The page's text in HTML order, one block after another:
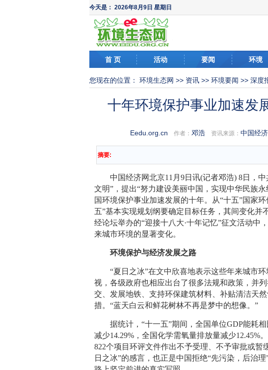
今天是： 2026年8月9日 星期日
首 页 活动 要闻 环境
您现在的位置： 环境生态网 >> 资讯 >> 环境要闻 >> 深度
十年环境保护事业加速发
Eedu.org.cn 作者：邓浩 资讯来源：中国经
摘要:
中国经济网北京11月9日讯(记者邓浩) 8日，中
文明”，提出“努力建设美丽中国，实现中华民族
国环境保护事业加速发展的十年。从“十五”国家
五”基本实现规划纲要确定目标任务，其间变化并
经论坛举办的“迎接十八大·十年记忆”征文活动中
来城市环境的显著变化。
环境保护与经济发展之路
“夏日之冰”在文中欣喜地表示这些年来城市环
视，各级政府也相应出台了很多法规和政策，并
交、发展地铁、支持环保建筑材料、补贴清洁天
措。“蓝天白云和鲜花树林不再是梦中的想像。”
据统计，“十一五”期间，全国单位GDP能耗相
减少14.29%，全国化学需氧量排放量减少12.45%
822个项目环评文件作出不予受理、不予审批或暂
日之冰”的感言，也正是中国拒绝“先污染，后治